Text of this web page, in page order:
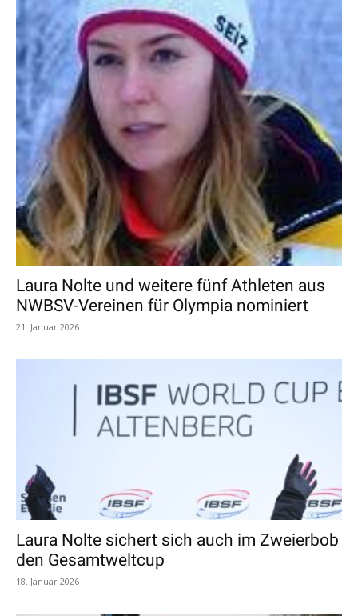
Laura Nolte und weitere fünf Athleten aus
NWBSV-Vereinen für Olympia nominiert
21. Januar 2026
Laura Nolte sichert sich auch im Zweierbob
den Gesamtweltcup
18. Januar 2026